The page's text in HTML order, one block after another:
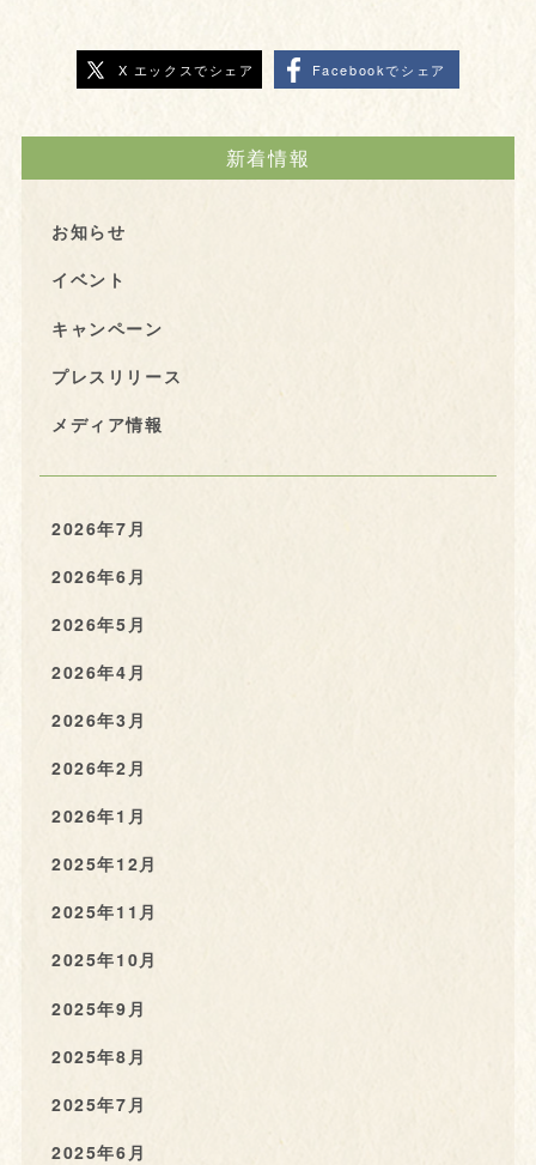
X エックスでシェア Facebookでシェア
新着情報
お知らせ
イベント
キャンペーン
プレスリリース
メディア情報
2026年7月
2026年6月
2026年5月
2026年4月
2026年3月
2026年2月
2026年1月
2025年12月
2025年11月
2025年10月
2025年9月
2025年8月
2025年7月
2025年6月